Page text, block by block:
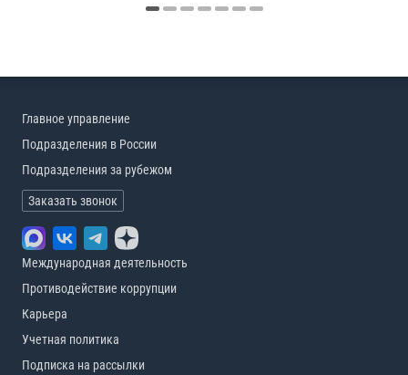
Главное управление
Подразделения в России
Подразделения за рубежом
Заказать звонок
Международная деятельность
Противодействие коррупции
Карьера
Учетная политика
Подписка на рассылки